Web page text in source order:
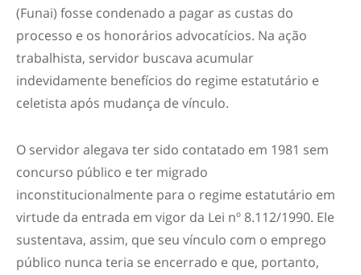
(Funai) fosse condenado a pagar as custas do
processo e os honorários advocatícios. Na ação
trabalhista, servidor buscava acumular
indevidamente benefícios do regime estatutário e
celetista após mudança de vínculo.
O servidor alegava ter sido contatado em 1981 sem
concurso público e ter migrado
inconstitucionalmente para o regime estatutário em
virtude da entrada em vigor da Lei nº 8.112/1990. Ele
sustentava, assim, que seu vínculo com o emprego
público nunca teria se encerrado e que, portanto,